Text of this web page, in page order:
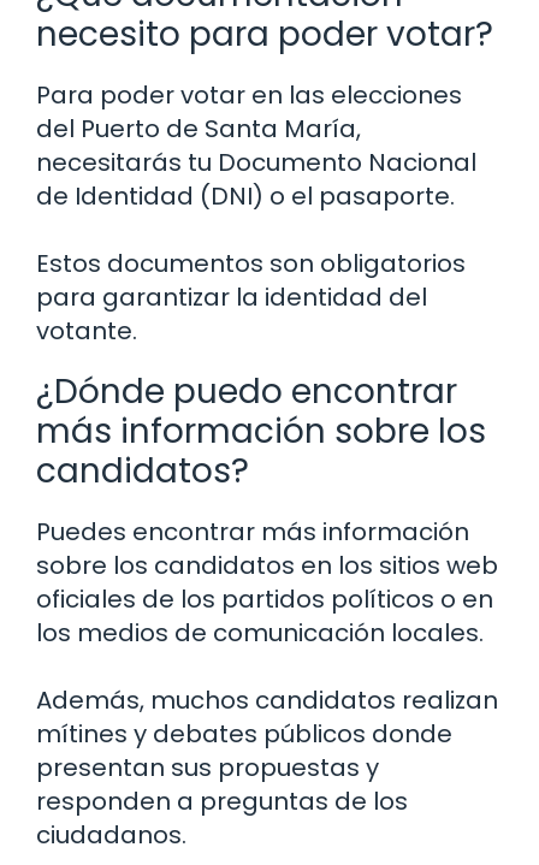
necesito para poder votar?
Para poder votar en las elecciones
del Puerto de Santa María,
necesitarás tu Documento Nacional
de Identidad (DNI) o el pasaporte.
Estos documentos son obligatorios
para garantizar la identidad del
votante.
¿Dónde puedo encontrar
más información sobre los
candidatos?
Puedes encontrar más información
sobre los candidatos en los sitios web
oficiales de los partidos políticos o en
los medios de comunicación locales.
Además, muchos candidatos realizan
mítines y debates públicos donde
presentan sus propuestas y
responden a preguntas de los
ciudadanos.